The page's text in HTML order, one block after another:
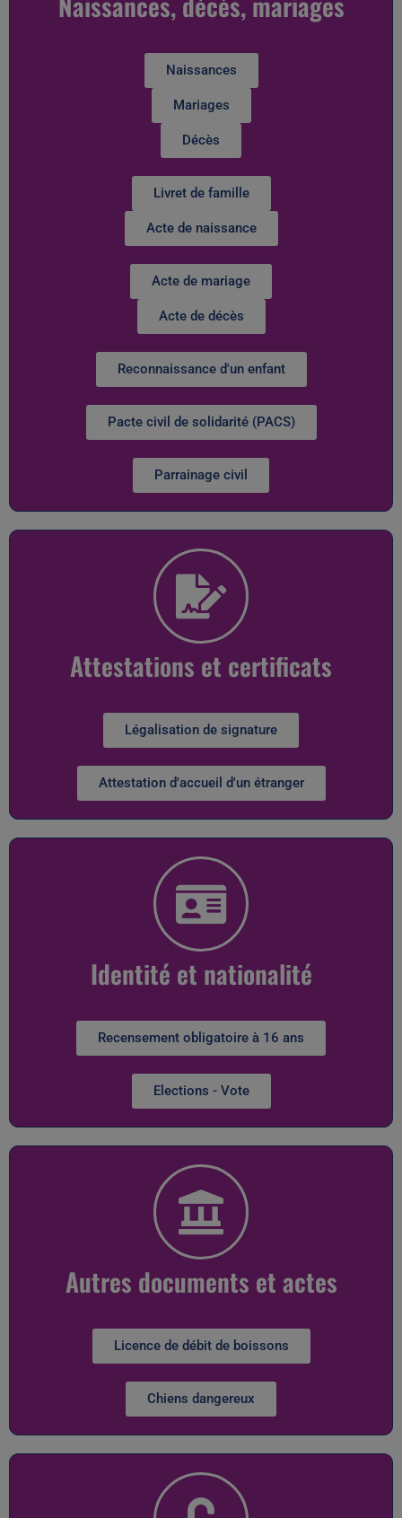
Naissances
Mariages
Décès
Livret de famille
Acte de naissance
Acte de mariage
Acte de décès
Reconnaissance d'un enfant
Pacte civil de solidarité (PACS)
Parrainage civil
Attestations et certificats
Légalisation de signature
Attestation d'accueil d'un étranger
Identité et nationalité
Recensement obligatoire à 16 ans
Elections - Vote
Autres documents et actes
Licence de débit de boissons
Chiens dangereux